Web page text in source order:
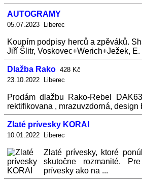
AUTOGRAMY
05.07.2023 Liberec
Koupím podpisy herců a zpěváků.
Jiří Šlitr, Voskovec+Werich+Ježek, E.
Dlažba Rako 428 Kč
23.10.2022 Liberec
Prodám dlažbu Rako-Rebel
rektifikovana , mrazuvzdorná, design
Zlaté prívesky KORAI
10.01.2022 Liberec
Zlaté prívesky, ktoré
skutočne rozmanité.
prívesky ako na ...